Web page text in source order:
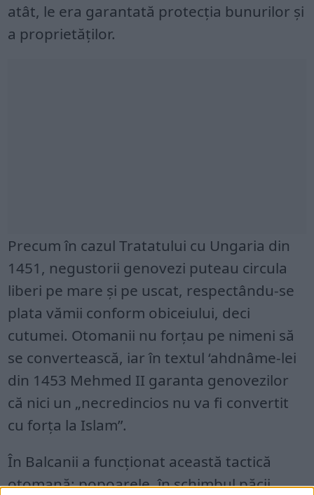
atât, le era garantată protecția bunurilor și
a proprietăților.
Precum în cazul Tratatului cu Ungaria din
1451, negustorii genovezi puteau circula
liberi pe mare și pe uscat, respectându-se
plata vămii conform obiceiului, deci
cutumei. Otomanii nu forțau pe nimeni să
se convertească, iar în textul ‘ahdnâme-lei
din 1453 Mehmed II garanta genovezilor
că nici un „necredincios nu va fi convertit
cu forța la Islam”.
În Balcanii a funcționat această tactică
otomană: popoarele, în schimbul păcii,